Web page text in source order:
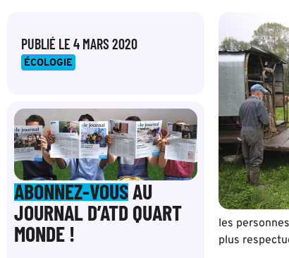
PUBLIÉ LE 4 MARS 2020
ÉCOLOGIE
ABONNEZ-VOUSAU
JOURNAL D’ATD QUART
MONDE !
les
plus